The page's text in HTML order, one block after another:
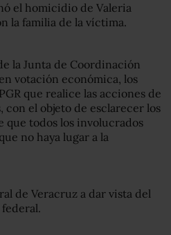
el homicidio de Valeria
la familia de la víctima.
la Junta de Coordinación
votación económica, los
que realice las acciones de
el objeto de esclarecer los
que todos los involucrados
no haya lugar a la
de Veracruz a dar vista del